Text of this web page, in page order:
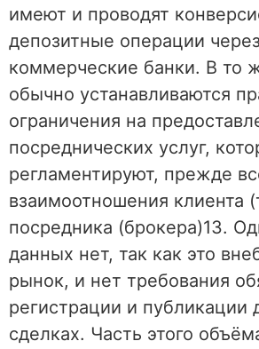
имеют и проводят
депозитные операции через
коммерческие банки. В то
обычно устанавливаются
ограничения на
посреднических услуг,
регламентируют, прежде
взаимоотношения клиента
посредника (брокера)13.
данных нет, так как это
рынок, и нет требования
регистрации и публикации
сделках. Часть этого